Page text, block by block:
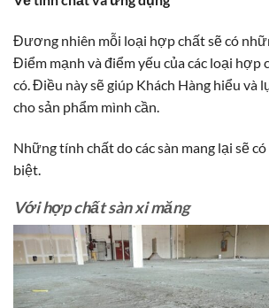
Đương nhiên mỗi loại hợp chất sẽ có
Điểm mạnh và điểm yếu của các loại hợp
có. Điều này sẽ giúp Khách Hàng hiểu và
cho sản phẩm mình cần.
Những tính chất do các sàn mang lại sẽ
biệt.
Với hợp chất sàn xi măng